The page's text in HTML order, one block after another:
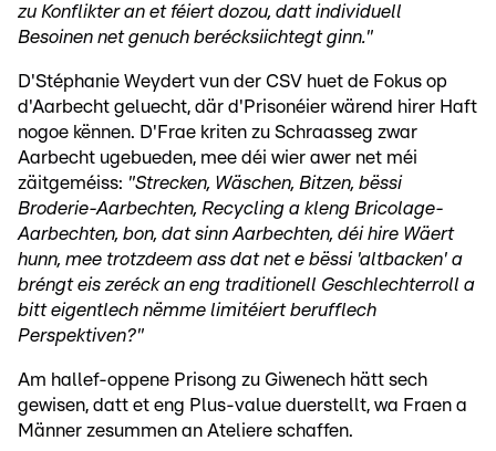
zu Konflikter an et féiert dozou, datt individuell
Besoinen net genuch berécksiichtegt ginn."
D'Stéphanie Weydert vun der CSV huet de Fokus op
d'Aarbecht geluecht, där d'Prisonéier wärend hirer Haft
nogoe kënnen. D'Frae kriten zu Schraasseg zwar
Aarbecht ugebueden, mee déi wier awer net méi
zäitgeméiss: "Strecken, Wäschen, Bitzen, bëssi
Broderie-Aarbechten, Recycling a kleng Bricolage-
Aarbechten, bon, dat sinn Aarbechten, déi hire Wäert
hunn, mee trotzdeem ass dat net e bëssi 'altbacken' a
bréngt eis zeréck an eng traditionell Geschlechterroll a
bitt eigentlech nëmme limitéiert berufflech
Perspektiven?"
Am hallef-oppene Prisong zu Giwenech hätt sech
gewisen, datt et eng Plus-value duerstellt, wa Fraen a
Männer zesummen an Ateliere schaffen.